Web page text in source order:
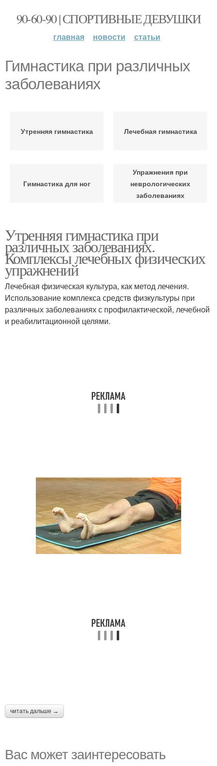
90-60-90 | СПОРТИВНЫЕ ДЕВУШКИ
главная новости статьи
Гимнастика при различных
заболеваниях
Утренняя гимнастика Лечебная гимнастика
Гимнастика для ног
Упражнения при
неврологических
заболеваниях
Утренняя гимнастика при
различных заболеваниях.
Комплексы лечебных физических
упражнений
Лечебная физическая культура, как метод лечения.
Использование комплекса средств физкультуры при
различных заболеваниях с профилактической, лечебной
и реабилитационной целями.
читать дальше →
Вас может заинтересовать